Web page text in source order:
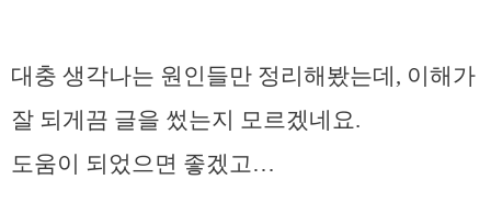
대충 생각나는 원인들만 정리해봤는데, 이해가
잘 되게끔 글을 썼는지 모르겠네요.
도움이 되었으면 좋겠고…